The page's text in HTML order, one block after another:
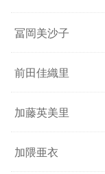
冨岡美沙子
前田佳織里
加藤英美里
加隈亜衣